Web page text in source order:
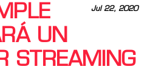
Jul 22, 2020
UN
STREAMING